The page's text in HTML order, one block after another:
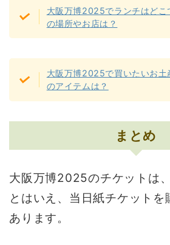
大阪万博2025でランチはどこ
の場所やお店は？
大阪万博2025で買いたいお土
のアイテムは？
まとめ
大阪万博2025のチケットは
とはいえ、当日紙チケットを
あります。